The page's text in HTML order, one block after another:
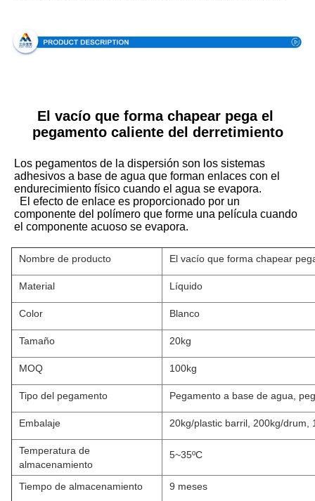
El vacío que forma chapear pega el
pegamento caliente del derretimiento
Los pegamentos de la dispersión son los sistemas
adhesivos a base de agua que forman enlaces con el
endurecimiento físico cuando el agua se evapora.
El efecto de enlace es proporcionado por un
componente del polímero que forme una película cuando
el componente acuoso se evapora.
Nombre de producto El vacío que forma chapear
Material Líquido
Color Blanco
Tamaño 20kg
MOQ 100kg
Tipo del pegamento Pegamento a base de agua,
Embalaje 20kg/plastic barril, 200kg/drum,
Temperatura de
almacenamiento
5~35ºC
Tiempo de almacenamiento 9 meses